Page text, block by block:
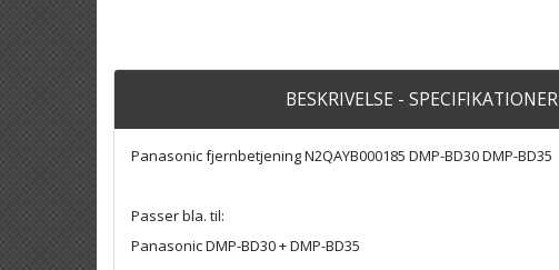
BESKRIVELSE - SPECIFIKATIONER
Panasonic fjernbetjening N2QAYB000185 DMP-BD30 DMP-BD35
Passer bla. til:
Panasonic DMP-BD30 + DMP-BD35